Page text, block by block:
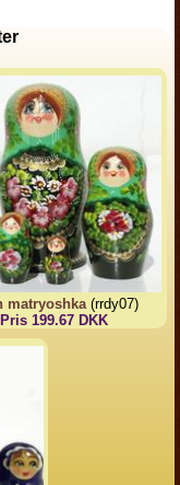
matryoshka(rrdy07)
Pris 199.67 DKK